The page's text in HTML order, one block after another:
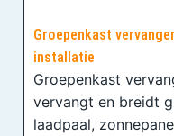
Groepenkast
installatie
Groepenkast
vervangt en breidt
laadpaal,